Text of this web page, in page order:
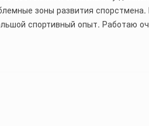
зоны развития
спортивный опыт. Работаю